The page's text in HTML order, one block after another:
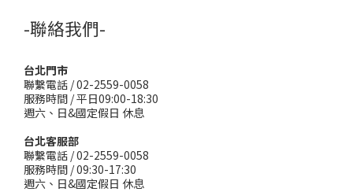
-聯絡我們-
台北門市
聯繫電話 / 02-2559-0058
服務時間 / 平日09:00-18:30
週六、日&國定假日 休息
台北客服部
聯繫電話 / 02-2559-0058
服務時間 / 09:30-17:30
週六、日&國定假日 休息